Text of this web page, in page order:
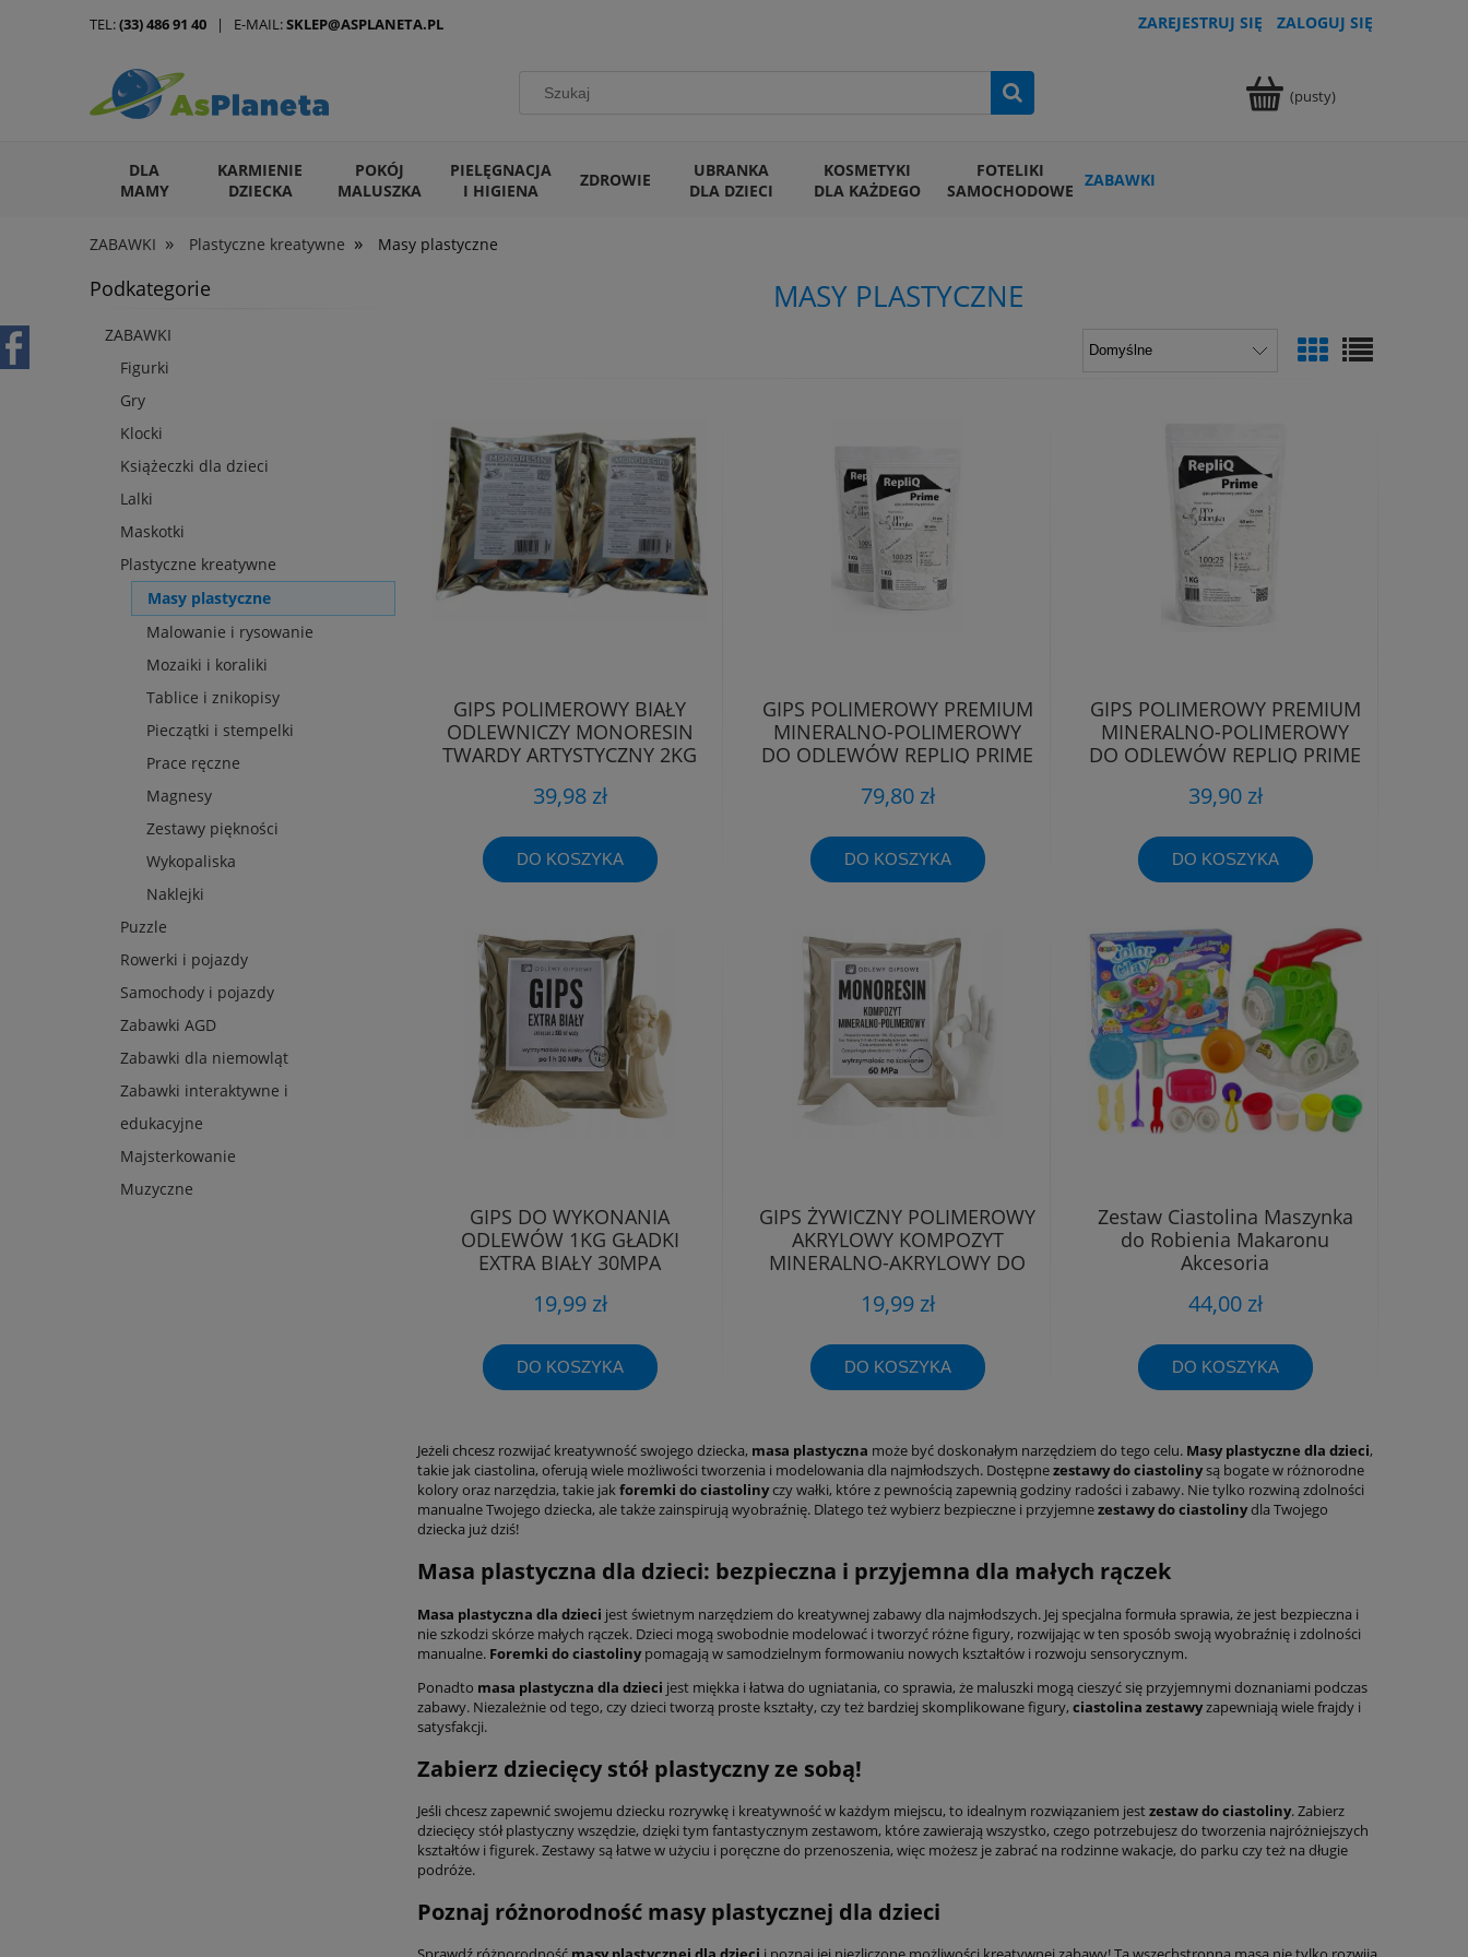
ZAREJESTRUJ SIĘ ZALOGUJ SIĘ
(pusty)
DLA
MAMY
KARMIENIE
DZIECKA
POKÓJ
MALUSZKA
PIELĘGNACJA
I HIGIENA
ZDROWIE
UBRANKA
DLA DZIECI
KOSMETYKI
DLA KAŻDEGO
FOTELIKI
SAMOCHODOWE ZABAWKI
ARTYKUŁY DLA ZWIERZĄT
ZABAWKI » Plastyczne kreatywne » Masy plastyczne
TEL:(33) 486 91 40 | E-MAIL:SKLEP@ASPLANETA.PL
Podkategorie
ZABAWKI
Figurki
Gry
Klocki
Książeczki dla dzieci
Lalki
Maskotki
Plastyczne kreatywne
Masy plastyczne
Malowanie i rysowanie
Mozaiki i koraliki
Tablice i znikopisy
Pieczątki i stempelki
Prace ręczne
Magnesy
Zestawy piękności
Wykopaliska
Naklejki
Puzzle
Rowerki i pojazdy
Samochody i pojazdy
Zabawki AGD
Zabawki dla niemowląt
Zabawki interaktywne i
edukacyjne
Majsterkowanie
Muzyczne
MASY PLASTYCZNE
GIPS POLIMEROWY BIAŁY
ODLEWNICZY MONORESIN
TWARDY ARTYSTYCZNY 2KG
39,98 zł
DO KOSZYKA
GIPS POLIMEROWY PREMIUM
MINERALNO-POLIMEROWY
DO ODLEWÓW REPLIQ PRIME
79,80 zł
DO KOSZYKA
GIPS POLIMEROWY PREMIUM
MINERALNO-POLIMEROWY
DO ODLEWÓW REPLIQ PRIME
39,90 zł
DO KOSZYKA
GIPS DO WYKONANIA
ODLEWÓW 1KG GŁADKI
EXTRA BIAŁY 30MPA
19,99 zł
DO KOSZYKA
GIPS ŻYWICZNY POLIMEROWY
AKRYLOWY KOMPOZYT
MINERALNO-AKRYLOWY DO
19,99 zł
DO KOSZYKA
Zestaw Ciastolina Maszynka
do Robienia Makaronu
Akcesoria
44,00 zł
DO KOSZYKA
Jeżeli chcesz rozwijać kreatywność swojego dziecka, masa plastyczna może być doskonałym narzędziem do tego celu. Masy plastyczne dla dzieci,
takie jak ciastolina, oferują wiele możliwości tworzenia i modelowania dla najmłodszych. Dostępnezestawy do ciastolinysą bogate w różnorodne
kolory oraz narzędzia, takie jakforemki do ciastolinyczy wałki, które z pewnością zapewnią godziny radości i zabawy. Nie tylko rozwiną zdolności
manualne Twojego dziecka, ale także zainspirują wyobraźnię. Dlatego też wybierz bezpieczne i przyjemnezestawy do ciastolinydla Twojego
dziecka już dziś!
Masa plastyczna dla dzieci: bezpieczna i przyjemna dla małych rączek
Masa plastyczna dla dzieci jest świetnym narzędziem do kreatywnej zabawy dla najmłodszych. Jej specjalna formuła sprawia, że jest bezpieczna i
nie szkodzi skórze małych rączek. Dzieci mogą swobodnie modelować i tworzyć różne figury, rozwijając w ten sposób swoją wyobraźnię i zdolności
manualne. Foremki do ciastolinypomagają w samodzielnym formowaniu nowych kształtów i rozwoju sensorycznym.
Ponadto masa plastyczna dla dzieci jest miękka i łatwa do ugniatania, co sprawia, że maluszki mogą cieszyć się przyjemnymi doznaniami podczas
zabawy. Niezależnie od tego, czy dzieci tworzą proste kształty, czy też bardziej skomplikowane figury, ciastolina zestawyzapewniają wiele frajdy i
satysfakcji.
Zabierz dziecięcy stół plastyczny ze sobą!
Jeśli chcesz zapewnić swojemu dziecku rozrywkę i kreatywność w każdym miejscu, to idealnym rozwiązaniem jestzestaw do ciastoliny. Zabierz
dziecięcy stół plastyczny wszędzie, dzięki tym fantastycznym zestawom, które zawierają wszystko, czego potrzebujesz do tworzenia najróżniejszych
kształtów i figurek. Zestawy są łatwe w użyciu i poręczne do przenoszenia, więc możesz je zabrać na rodzinne wakacje, do parku czy też na długie
podróże.
Poznaj różnorodność masy plastycznej dla dzieci